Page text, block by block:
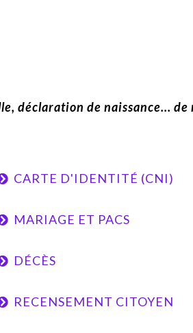
déclaration de naissance...
CARTE D'IDENTITÉ (CNI)
MARIAGE ET PACS
DÉCÈS
RECENSEMENT CITOYEN